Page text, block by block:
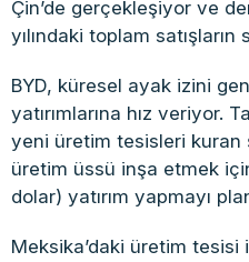
Çin’de gerçekleşiyor ve
yılındaki toplam
BYD, küresel ayak izini
yatırımlarına hız veriyor.
yeni üretim tesisleri kuran
üretim üssü inşa etmek
dolar) yatırım yapmayı
Meksika’daki üretim tesisi